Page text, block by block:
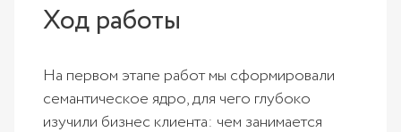
Ход работы
На первом этапе работ мы сформировали
семантическое ядро, для чего глубоко
изучили бизнес клиента: чем занимается